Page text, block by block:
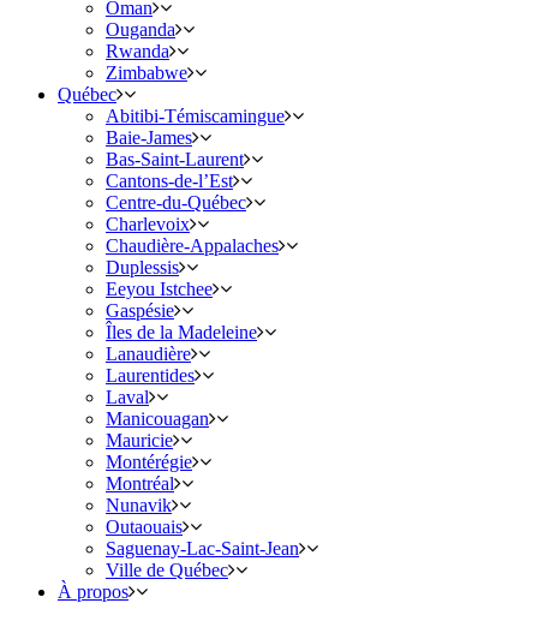
Oman
Ouganda
Rwanda
Zimbabwe
Québec
Abitibi-Témiscamingue
Baie-James
Bas-Saint-Laurent
Cantons-de-l’Est
Centre-du-Québec
Charlevoix
Chaudière-Appalaches
Duplessis
Eeyou Istchee
Gaspésie
Îles de la Madeleine
Lanaudière
Laurentides
Laval
Manicouagan
Mauricie
Montérégie
Montréal
Nunavik
Outaouais
Saguenay-Lac-Saint-Jean
Ville de Québec
À propos